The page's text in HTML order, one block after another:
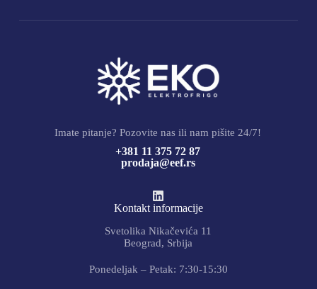
Imate pitanje? Pozovite nas ili nam pišite 24/7!
+381 11 375 72 87
prodaja@eef.rs
Kontakt informacije
Svetolika Nikačevića 11
Beograd, Srbija
Ponedeljak – Petak: 7:30-15:30